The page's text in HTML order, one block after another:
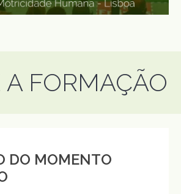
A FORMAÇÃO
DO MOMENTO